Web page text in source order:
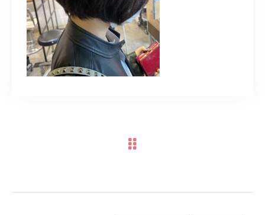
ご予約はこちら